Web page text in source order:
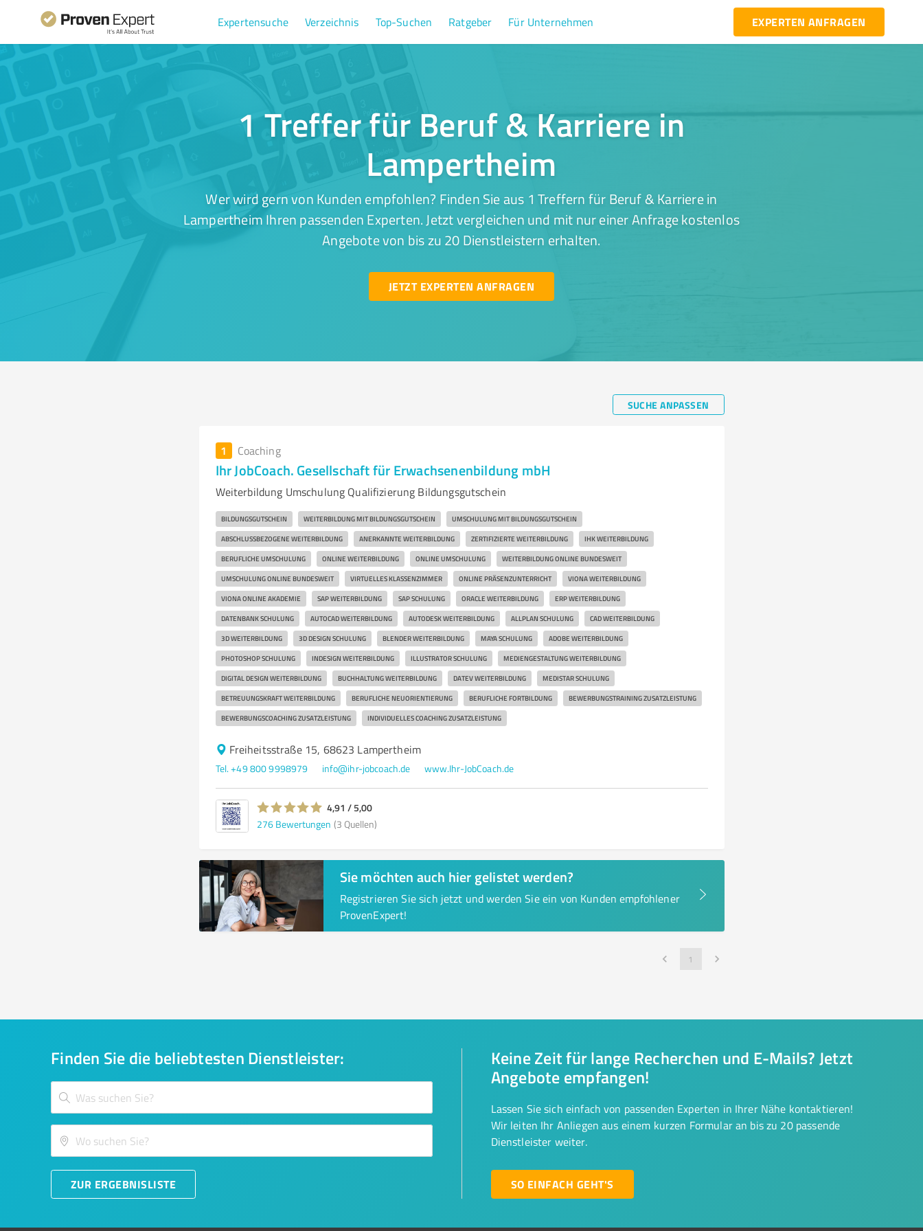
Expertensuche Verzeichnis Top-Suchen Ratgeber Für Unternehmen EXPERTEN ANFRAGEN
1 Treffer für Beruf & Karriere in
Lampertheim
Wer wird gern von Kunden empfohlen? Finden Sie aus 1 Treffern für Beruf & Karriere in
Lampertheim Ihren passenden Experten. Jetzt vergleichen und mit nur einer Anfrage kostenlos
Angebote von bis zu 20 Dienstleistern erhalten.
JETZT EXPERTEN ANFRAGEN
SUCHE ANPASSEN
1 Coaching
Ihr JobCoach. Gesellschaft für Erwachsenenbildung mbH
Weiterbildung Umschulung Qualifizierung Bildungsgutschein
BILDUNGSGUTSCHEIN WEITERBILDUNG MIT BILDUNGSGUTSCHEIN UMSCHULUNG MIT BILDUNGSGUTSCHEIN
ABSCHLUSSBEZOGENE WEITERBILDUNG ANERKANNTE WEITERBILDUNG ZERTIFIZIERTE WEITERBILDUNG IHK WEITERBILDUNG
BERUFLICHE UMSCHULUNG ONLINE WEITERBILDUNG ONLINE UMSCHULUNG WEITERBILDUNG ONLINE BUNDESWEIT
UMSCHULUNG ONLINE BUNDESWEIT VIRTUELLES KLASSENZIMMER ONLINE PRÄSENZUNTERRICHT VIONA WEITERBILDUNG
VIONA ONLINE AKADEMIE SAP WEITERBILDUNG SAP SCHULUNG ORACLE WEITERBILDUNG ERP WEITERBILDUNG
DATENBANK SCHULUNG AUTOCAD WEITERBILDUNG AUTODESK WEITERBILDUNG ALLPLAN SCHULUNG CAD WEITERBILDUNG
3D WEITERBILDUNG 3D DESIGN SCHULUNG BLENDER WEITERBILDUNG MAYA SCHULUNG ADOBE WEITERBILDUNG
PHOTOSHOP SCHULUNG INDESIGN WEITERBILDUNG ILLUSTRATOR SCHULUNG MEDIENGESTALTUNG WEITERBILDUNG
DIGITAL DESIGN WEITERBILDUNG BUCHHALTUNG WEITERBILDUNG DATEV WEITERBILDUNG MEDISTAR SCHULUNG
BETREUUNGSKRAFT WEITERBILDUNG BERUFLICHE NEUORIENTIERUNG BERUFLICHE FORTBILDUNG BEWERBUNGSTRAINING ZUSATZLEISTUNG
BEWERBUNGSCOACHING ZUSATZLEISTUNG INDIVIDUELLES COACHING ZUSATZLEISTUNG
Freiheitsstraße 15, 68623 Lampertheim
Tel. +49 800 9998979 info@ihr-jobcoach.de www.Ihr-JobCoach.de
4,91 / 5,00
276 Bewertungen (3 Quellen)
Sie möchten auch hier gelistet werden?
Registrieren Sie sich jetzt und werden Sie ein von Kunden empfohlener
ProvenExpert!
1
Finden Sie die beliebtesten Dienstleister:
ZUR ERGEBNISLISTE
Keine Zeit für lange Recherchen und E-Mails? Jetzt
Angebote empfangen!
Lassen Sie sich einfach von passenden Experten in Ihrer Nähe kontaktieren!
Wir leiten Ihr Anliegen aus einem kurzen Formular an bis zu 20 passende
Dienstleister weiter.
SO EINFACH GEHT'S